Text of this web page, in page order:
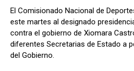
El Comisionado Nacional de
este martes al designado
contra el gobierno de Xiomara
diferentes Secretarias de Estado a
del Gobierno.